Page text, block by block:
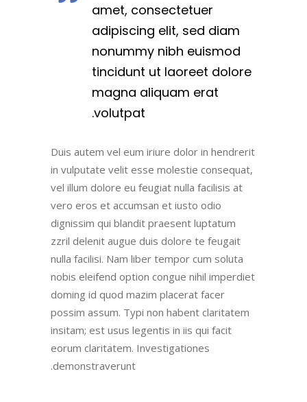
amet, consectetuer
adipiscing elit, sed diam
nonummy nibh euismod
tincidunt ut laoreet dolore
magna aliquam erat
volutpat.
Duis autem vel eum iriure dolor in hendrerit
in vulputate velit esse molestie consequat,
vel illum dolore eu feugiat nulla facilisis at
vero eros et accumsan et iusto odio
dignissim qui blandit praesent luptatum
zzril delenit augue duis dolore te feugait
nulla facilisi. Nam liber tempor cum soluta
nobis eleifend option congue nihil imperdiet
doming id quod mazim placerat facer
possim assum. Typi non habent claritatem
insitam; est usus legentis in iis qui facit
eorum claritatem. Investigationes
demonstraverunt.